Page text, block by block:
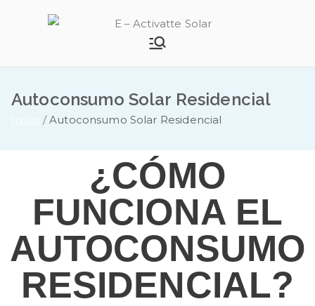
Activatte
Solar
Autoconsumo Solar Residencial
Autoconsumo Solar Residencial
¿CÓMO
FUNCIONA EL
AUTOCONSUMO
RESIDENCIAL?